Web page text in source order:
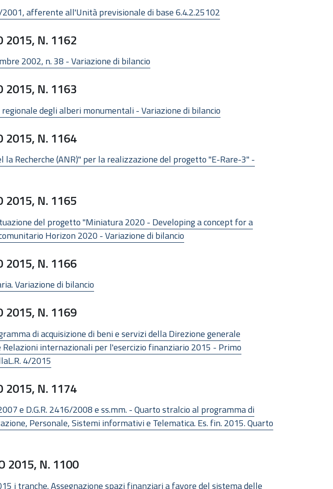
afferente all'Unità previsionale di base 6.4.2.25102
2015, N. 1162
2002, n. 38 - Variazione di bilancio
2015, N. 1163
degli alberi monumentali - Variazione di bilancio
2015, N. 1164
Recherche (ANR)" per la realizzazione del progetto "E-Rare-3" -
2015, N. 1165
del progetto "Miniatura 2020 - Developing a concept for a
Horizon 2020 - Variazione di bilancio
2015, N. 1166
Variazione di bilancio
2015, N. 1169
di acquisizione di beni e servizi della Direzione generale
internazionali per l'esercizio finanziario 2015 - Primo
4/2015
2015, N. 1174
e D.G.R. 2416/2008 e ss.mm. - Quarto stralcio al programma di
Personale, Sistemi informativi e Telematica. Es. fin. 2015. Quarto
2015, N. 1100
i tranche. Assegnazione spazi finanziari a favore del sistema delle